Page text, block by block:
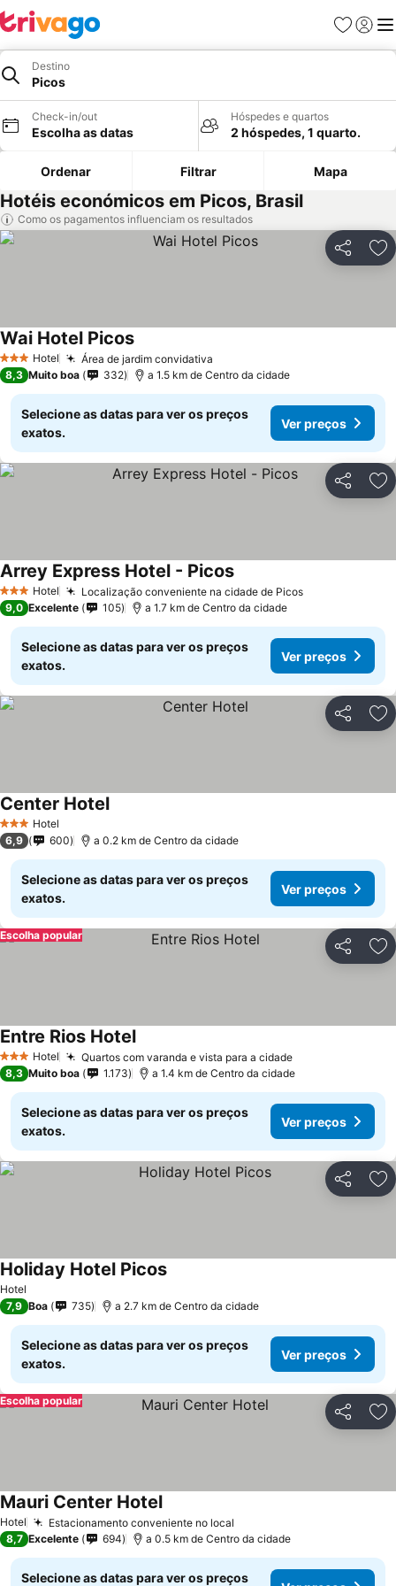
Favoritos
Iniciar
Destino
Picos
Check-in/out
Escolha as datas
Hóspedes e quartos
2 hóspedes, 1 quarto.
Ordenar Filtrar Mapa
Hotéis económicos em Picos, Brasil
Como os pagamentos influenciam os resultados
Partilhar
3 EstrelasHotel Área de jardim convidativa
Wai Hotel Picos
8,3 Muito boa 332 a 1.5 km de Centro da cidade
Selecione as datas para ver os preços
exatos.
Ver preços
Partilhar
3 EstrelasHotel Localização conveniente na cidade de Picos
Arrey Express Hotel - Picos
9,0 Excelente 105 a 1.7 km de Centro da cidade
Selecione as datas para ver os preços
exatos.
Ver preços
Partilhar
3 EstrelasHotel
Center Hotel
6,9 600 a 0.2 km de Centro da cidade
Selecione as datas para ver os preços
exatos.
Ver preços
Partilhar
Escolha popular
3 EstrelasHotel Quartos com varanda e vista para a cidade
Entre Rios Hotel
8,3 Muito boa 1.173 a 1.4 km de Centro da cidade
Selecione as datas para ver os preços
exatos.
Ver preços
Partilhar
Hotel
Holiday Hotel Picos
7,9 Boa 735 a 2.7 km de Centro da cidade
Selecione as datas para ver os preços
exatos.
Ver preços
Partilhar
Escolha popular
Hotel Estacionamento conveniente no local
Mauri Center Hotel
8,7 Excelente 694 a 0.5 km de Centro da cidade
Selecione as datas para ver os preços